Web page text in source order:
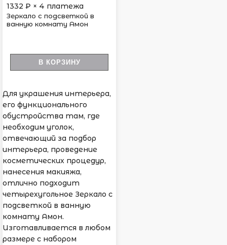
1332 ₽ × 4 платежа
Зеркало с подсветкой в
ванную комнату Амон
В КОРЗИНУ
Для украшения интерьера,
его функционального
обустройства там, где
необходим уголок,
отвечающий за подбор
интерьера, проведение
косметических процедур,
нанесения макияжа,
отлично подходит
четырехугольное Зеркало с
подсветкой в ванную
комнату Амон.
Изготавливается в любом
размере с набором